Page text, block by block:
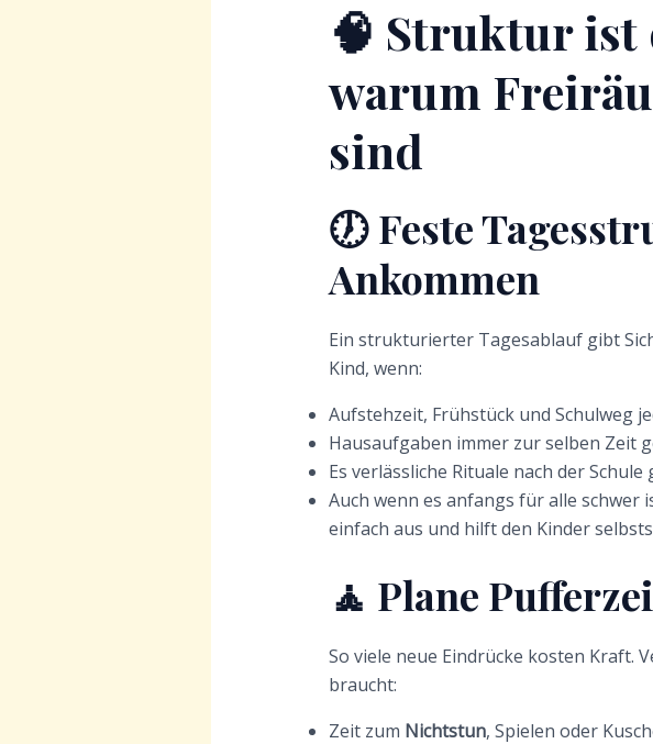
🧠 Struktur ist
warum
sind
🕖 Feste
Ankommen
Ein strukturierter Tagesablauf gibt
Kind, wenn:
Aufstehzeit, Frühstück und Schulweg
Hausaufgaben immer zur selben Zeit
Es verlässliche Rituale nach der
Auch wenn es anfangs für alle schwer
einfach aus und hilft den Kinder
🧘 Plane
So viele neue Eindrücke kosten Kraft.
braucht:
Zeit zum Nichtstun, Spielen oder